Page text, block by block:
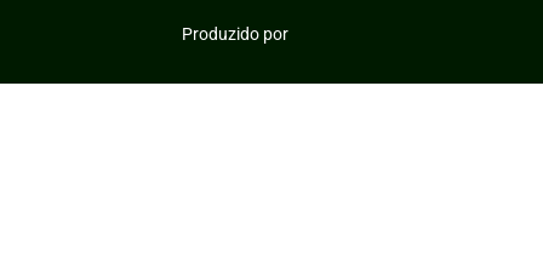
Produzido por